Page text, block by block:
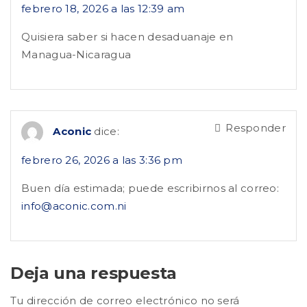
febrero 18, 2026 a las 12:39 am
Quisiera saber si hacen desaduanaje en
Managua-Nicaragua
Aconic dice:
febrero 26, 2026 a las 3:36 pm
Buen día estimada; puede escribirnos al correo:
info@aconic.com.ni
Responder
Deja una respuesta
Tu dirección de correo electrónico no será